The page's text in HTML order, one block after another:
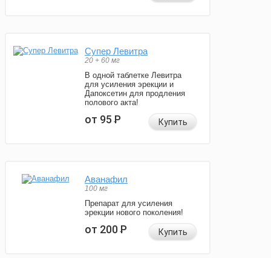
Супер Левитра
20 + 60 мг
В одной таблетке Левитра
для усиления эрекции и
Дапоксетин для продления
полового акта!
от 95Р Купить
Аванафил
100 мг
Препарат для усиления
эрекции нового поколения!
от 200Р Купить